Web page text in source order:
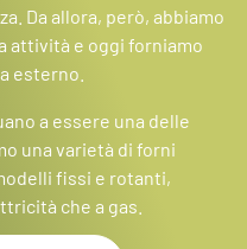
Da allora, però, abbiamo
attività e oggi forniamo
esterno.
a essere una delle
una varietà di forni
fissi e rotanti,
che a gas.